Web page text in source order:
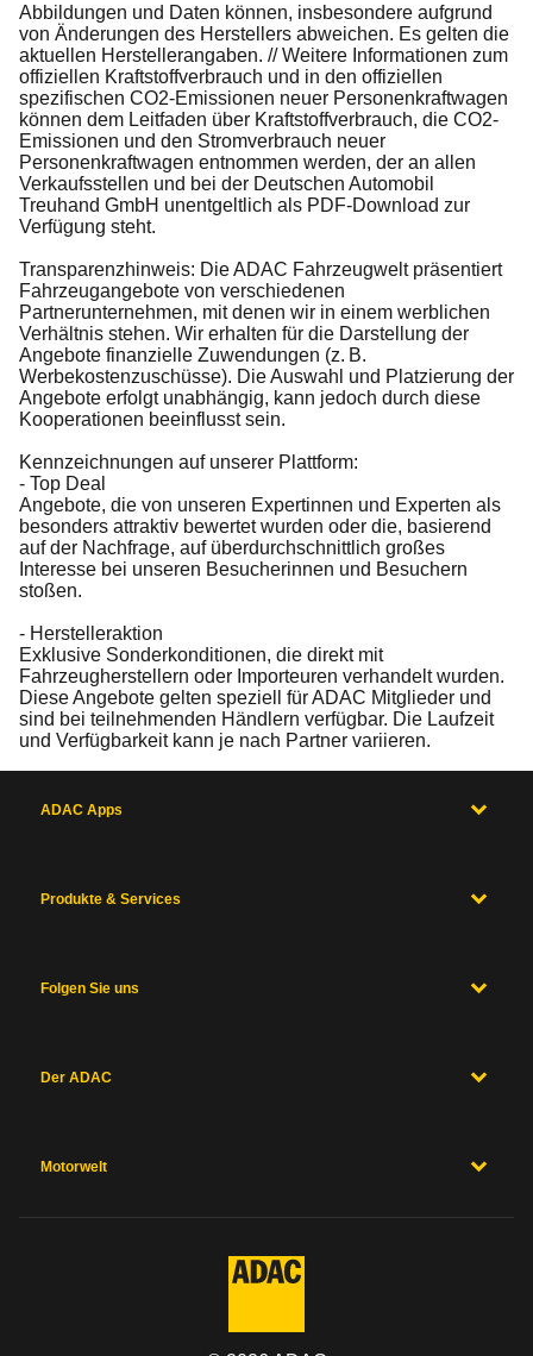
Abbildungen und Daten können, insbesondere aufgrund
von Änderungen des Herstellers abweichen. Es gelten die
aktuellen Herstellerangaben. // Weitere Informationen zum
offiziellen Kraftstoffverbrauch und in den offiziellen
spezifischen CO2-Emissionen neuer Personenkraftwagen
können dem Leitfaden über Kraftstoffverbrauch, die CO2-
Emissionen und den Stromverbrauch neuer
Personenkraftwagen entnommen werden, der an allen
Verkaufsstellen und bei der Deutschen Automobil
Treuhand GmbH unentgeltlich als PDF-Download zur
Verfügung steht.
Transparenzhinweis: Die ADAC Fahrzeugwelt präsentiert
Fahrzeugangebote von verschiedenen
Partnerunternehmen, mit denen wir in einem werblichen
Verhältnis stehen. Wir erhalten für die Darstellung der
Angebote finanzielle Zuwendungen (z. B.
Werbekostenzuschüsse). Die Auswahl und Platzierung der
Angebote erfolgt unabhängig, kann jedoch durch diese
Kooperationen beeinflusst sein.
Kennzeichnungen auf unserer Plattform:
- Top Deal
Angebote, die von unseren Expertinnen und Experten als
besonders attraktiv bewertet wurden oder die, basierend
auf der Nachfrage, auf überdurchschnittlich großes
Interesse bei unseren Besucherinnen und Besuchern
stoßen.
- Herstelleraktion
Exklusive Sonderkonditionen, die direkt mit
Fahrzeugherstellern oder Importeuren verhandelt wurden.
Diese Angebote gelten speziell für ADAC Mitglieder und
sind bei teilnehmenden Händlern verfügbar. Die Laufzeit
und Verfügbarkeit kann je nach Partner variieren.
ADAC Apps
Produkte & Services
Folgen Sie uns
Der ADAC
Motorwelt